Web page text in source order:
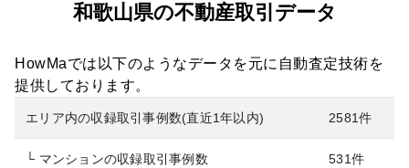
和歌山県の不動産取引データ
HowMaでは以下のようなデータを元に自動査定技術を
提供しております。
エリア内の収録取引事例数(直近1年以内) 2581件
└ マンションの収録取引事例数 531件